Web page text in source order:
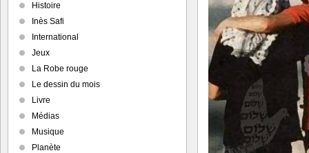
Histoire
Inès Safi
International
Jeux
La Robe rouge
Le dessin du mois
Livre
Médias
Musique
Planète